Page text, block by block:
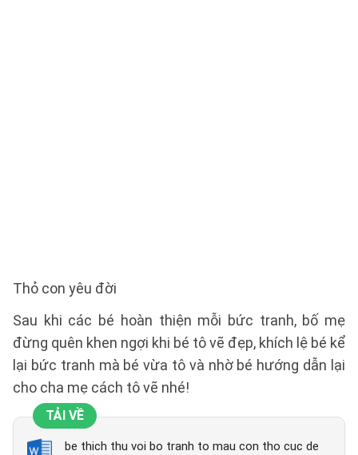
Thỏ con yêu đời
Sau khi các bé hoàn thiện mỗi bức tranh, bố mẹ
đừng quên khen ngợi khi bé tô vẽ đẹp, khích lệ bé kể
lại bức tranh mà bé vừa tô và nhờ bé hướng dẫn lại
cho cha mẹ cách tô vẽ nhé!
TẢI VỀ
be thich thu voi bo tranh to mau con tho cuc de